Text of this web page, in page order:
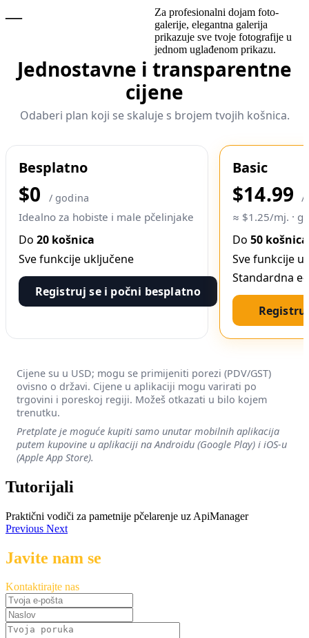
Za profesionalni dojam foto-
galerije, elegantna galerija
prikazuje sve tvoje fotografije u
jednom uglađenom prikazu.
—
Jednostavne i transparentne
cijene
Odaberi plan koji se skaluje s brojem tvojih košnica.
Besplatno
$0 / godina
Idealno za hobiste i male pčelinjake
Do 20 košnica
Sve funkcije uključene
Registruj se i počni besplatno
Basic
$14.99 /
≈ $1.25/mj. ·
Do 50 košnica
Sve funkcije
Standardna
Cijene su u USD; mogu se primijeniti porezi (PDV/GST)
ovisno o državi. Cijene u aplikaciji mogu varirati po
trgovini i poreskoj regiji. Možeš otkazati u bilo kojem
trenutku.
Pretplate je moguće kupiti samo unutar mobilnih aplikacija
putem kupovine u aplikaciji na Androidu (Google Play) i iOS-u
(Apple App Store).
Tutorijali
Praktični vodiči za pametnije pčelarenje uz ApiManager
Previous Next
Javite nam se
Kontaktirajte nas